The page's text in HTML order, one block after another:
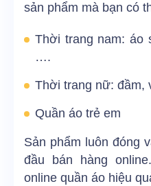
sản phẩm mà bạn có
Thời trang nam: áo
….
Thời trang nữ: đầm,
Quần áo trẻ em
Sản phẩm luôn đóng
đầu bán hàng
online quần áo hiệu